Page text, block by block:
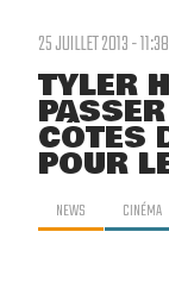
25 JUILLET 2013 - 11:38
TYLER
CÔTÉS
POUR
NEWS CINÉMA